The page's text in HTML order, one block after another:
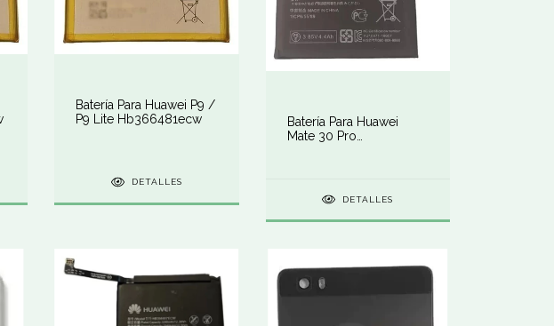
Batería Para Huawei P9 /
P9 Lite Hb366481ecw
DETALLES
Batería Para Huawei
Mate 30 Pro
DETALLES